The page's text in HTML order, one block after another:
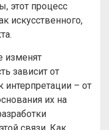
этот процесс
искусственного,
изменят
зависит от
интерпретации – от
их на